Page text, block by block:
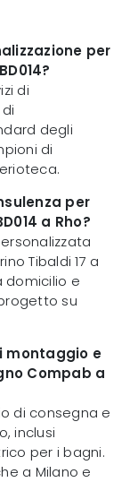
per
di
degli
di
per
a Rho?
Tibaldi 17 a
domicilio e
su
montaggio e
Compab a
di consegna e
inclusi
per i bagni.
a Milano e